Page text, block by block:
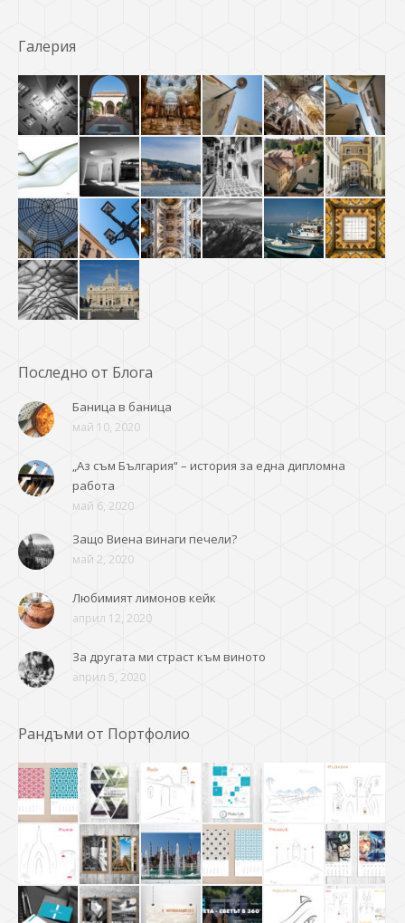
Галерия
Последно от Блога
Баница в баница
май 10, 2020
„Аз съм България“ – история за една дипломна
работа
май 6, 2020
Защо Виена винаги печели?
май 2, 2020
Любимият лимонов кейк
април 12, 2020
За другата ми страст към виното
април 5, 2020
Рандъми от Портфолио